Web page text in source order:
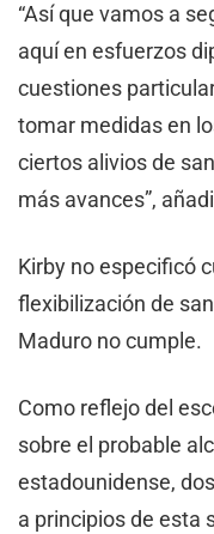
“Así que vamos a
aquí en esfuerzos
cuestiones
tomar medidas en
ciertos alivios de
más avances”,
Kirby no especificó
flexibilización de
Maduro no cumple.
Como reflejo del
sobre el probable
estadounidense,
a principios de esta